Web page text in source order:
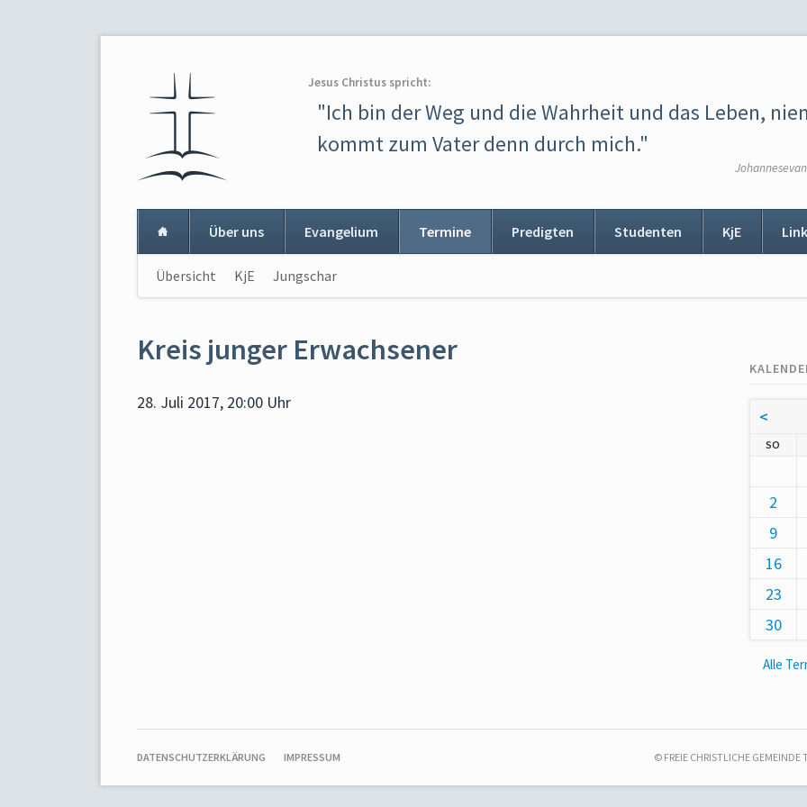
Jesus Christus spricht:
"Ich bin der Weg und die Wahrheit und das Leben,
kommt zum Vater denn durch mich."
Über uns Evangelium Termine Predigten Studenten KjE
Navigation
überspringen
Übersicht KjE Jungschar
Kreis junger Erwachsener
28. Juli 2017, 20:00 Uhr
<
SO
2
9
16
23
30
Alle
NAVIGATION
DATENSCHUTZERKLÄRUNG IMPRESSUM © FREIE CHRISTLICHE GEMEINDE